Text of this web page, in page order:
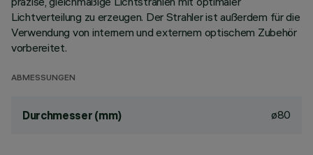
Lichtverteilung zu erzeugen. Der Strahler ist außerdem für die
Verwendung von internem und externem optischem Zubehör
vorbereitet.
ABMESSUNGEN
Durchmesser (mm) ø80